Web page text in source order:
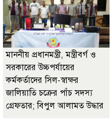
মাননীয় প্রধানমন্ত্রী, মন্ত্রীবর্গ ও
সরকারের উচ্চপর্যায়ের
কর্মকর্তাদের সিল-স্বাক্ষর
জালিয়াতি চক্রের পাঁচ সদস্য
গ্রেফতার; বিপুল আলামত উদ্ধার